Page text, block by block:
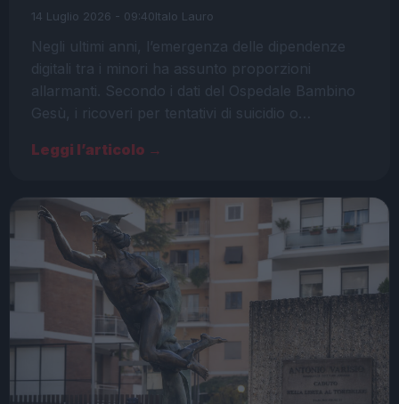
14 Luglio 2026 - 09:40Italo Lauro
Negli ultimi anni, l’emergenza delle dipendenze
digitali tra i minori ha assunto proporzioni
allarmanti. Secondo i dati del Ospedale Bambino
Gesù, i ricoveri per tentativi di suicidio o…
Leggi l’articolo →